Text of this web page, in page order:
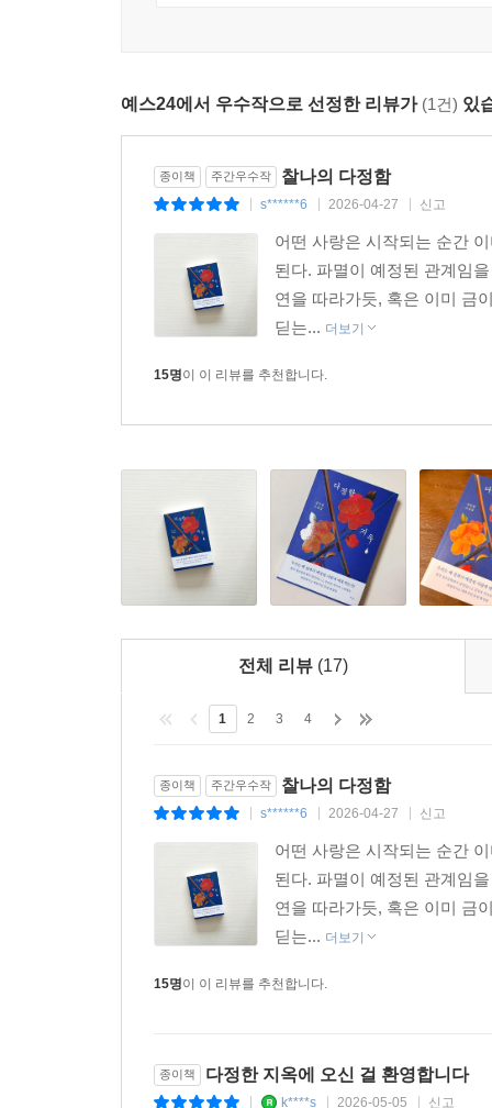
아비의 원수에게 검을 배우는 소녀와, 언젠가 자
섣부른 타협이나 용서가 끼어들 틈조차 없이, 오
“가게 두게나. 지옥에서 태어나 지옥을 거닐며 살
피와 살점이 비산하는 살육의 현장에서도 입가
살아온 인물이다. 그런 그가 세속을 등지고 산에
밀어나 온기로 표현되지 않는다. 권력자의 자객
“아설, 하산할 때는 내 목을 베고 가라.”
“내 목을 가져가라, 아설. 곧장 떠나면 네 주인의
‘망한 사랑’의 극치를 보여준다. “나는 무도한 놈
어디까지 맹목적이고 파괴적일 수 있는지를 여실
이야기 〈선화〉나, 인간 사내에게 영적 징표
완성한다. 《다정한 지옥》의 인물들은 현명하
서로를 베어내고, 영혼의 밑바닥까지 스스로를 산
안전한 거리 두기와 가벼운 관계 맺기가 미덕이
섣부른 해피엔딩이나 얄팍한 위로 대신, 파국인
예스24에서 우수작으로 선정한 리뷰가 (1건) 있
종이책 주간우수작 찰나의 다정함
s******6 2026-04-27 신고
어떤 사랑은 시작되는 순간
된다. 파멸이 예정된 관계임
연을 따라가듯, 혹은 이미 금
딛는... 더보기
15명이 이 리뷰를 추천합니다.
전체 리뷰 (17)
1 2 3 4
종이책 주간우수작 찰나의 다정함
s******6 2026-04-27 신고
어떤 사랑은 시작되는 순간
된다. 파멸이 예정된 관계임
연을 따라가듯, 혹은 이미 금
딛는... 더보기
15명이 이 리뷰를 추천합니다.
종이책 다정한 지옥에 오신 걸 환영합니다
k****s 2026-05-05 신고